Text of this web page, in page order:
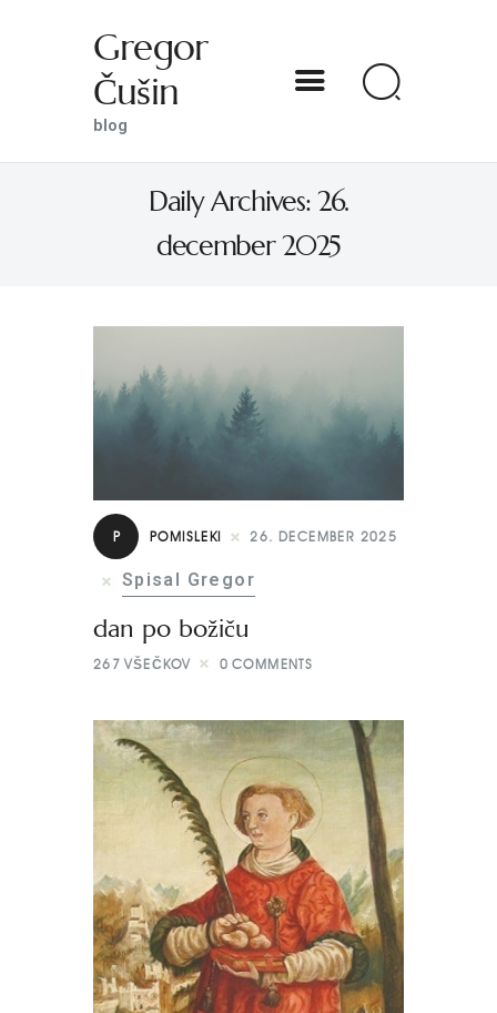
Gregor
Čušin
blog
Daily Archives: 26.
december 2025
DOMOV
S SVETNIKOM NA TI
PREDSTAVE
KNJIGE
P POMISLEKI 26. DECEMBER 2025
Spisal Gregor
dan po božiču
267 VŠEČKOV 0 COMMENTS